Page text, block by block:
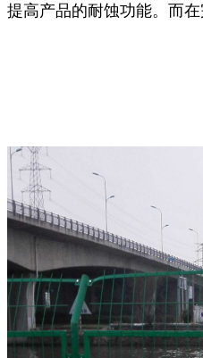
提高产品的耐蚀功能。而